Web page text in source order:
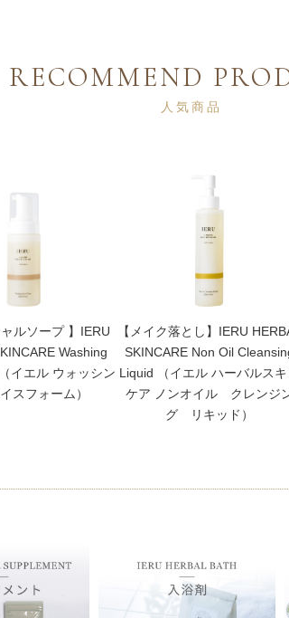
RECOMMEND
人気商品
ャルソープ 】IERU
Washing
イエル ウォッシン
スフォーム）
【メイク落とし】IERU
SKINCARE Non Oil
Liquid （イエル ハーバルスキ
ケア ノンオイル クレンジ
グ リキッド）